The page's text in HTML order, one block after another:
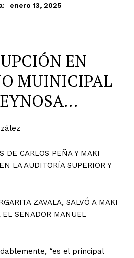
enero 13, 2025
EN
MUINICIPAL
DE CARLOS PEÑA Y MAKI
LA AUDITORÍA SUPERIOR Y
ZAVALA, SALVÓ A MAKI
EL SENADOR MANUEL
“es el principal